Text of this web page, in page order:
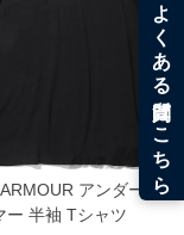
アンダーアー
ー 半袖 Tシャツ